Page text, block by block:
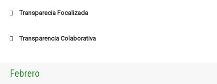
Transparecia Focalizada
Transparencia Colaborativa
Febrero